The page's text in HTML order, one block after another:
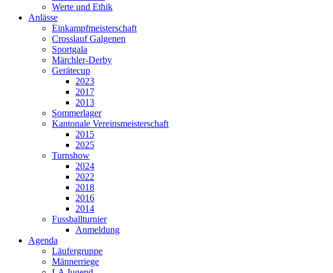
Werte und Ethik
Anlässe
Einkampfmeisterschaft
Crosslauf Galgenen
Sportgala
Märchler-Derby
Gerätecup
2023
2017
2013
Sommerlager
Kantonale Vereinsmeisterschaft
2015
2025
Turnshow
2024
2022
2018
2016
2014
Fussballturnier
Anmeldung
Agenda
Läufergruppe
Männerriege